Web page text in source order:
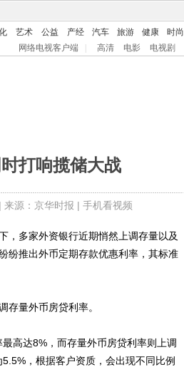
艺术 公益 产经 汽车 旅游 健康 时尚
网络电视客户端 高清 电影 电视剧
打响揽储大战
源：京华时报 | 手机看视频
多家外资银行近期悄然上调存量以及
纷推出外币定期存款优惠利率，其标准
量外币房贷利率。
高达8%，而存量外币房贷利率则上调
，根据客户资质，会出现不同比例